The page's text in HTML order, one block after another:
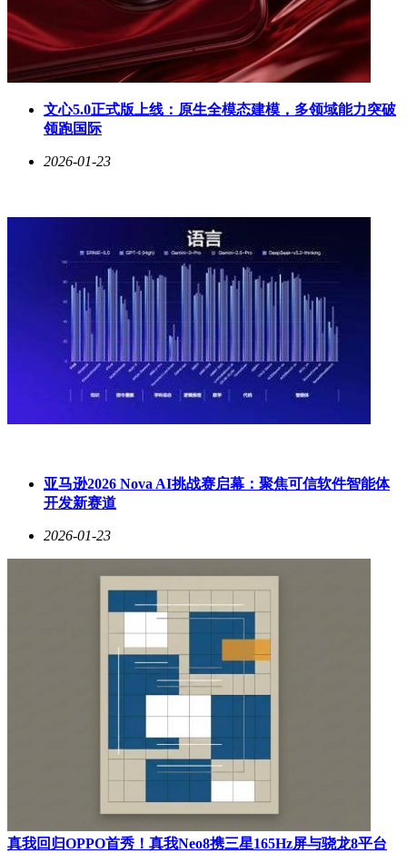
文心5.0正式版上线：原生全模态建模，多领域能力突破
领跑国际
2026-01-23
亚马逊2026 Nova AI挑战赛启幕：聚焦可信软件智能体
开发新赛道
2026-01-23
真我回归OPPO首秀！真我Neo8携三星165Hz屏与骁龙8平台